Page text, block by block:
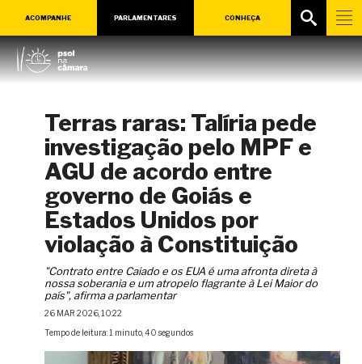
ACOMPANHE PARLAMENTARES CONHEÇA
Terras raras: Talíria pede
investigação pelo MPF e
AGU de acordo entre
governo de Goiás e
Estados Unidos por
violação à Constituição
"Contrato entre Caiado e os EUA é uma afronta direta à
nossa soberania e um atropelo flagrante à Lei Maior do
país", afirma a parlamentar
26 MAR 2026, 10:22
Tempo de leitura: 1 minuto, 40 segundos